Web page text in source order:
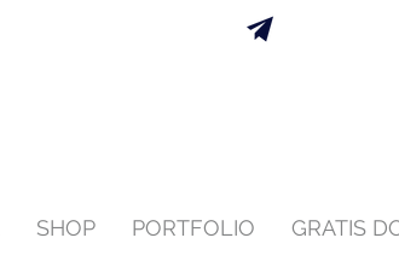
SHOP PORTFOLIO GRATIS